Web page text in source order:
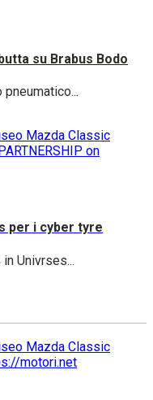
su Brabus Bodo
pneumatico...
per i cyber tyre
Univrses...